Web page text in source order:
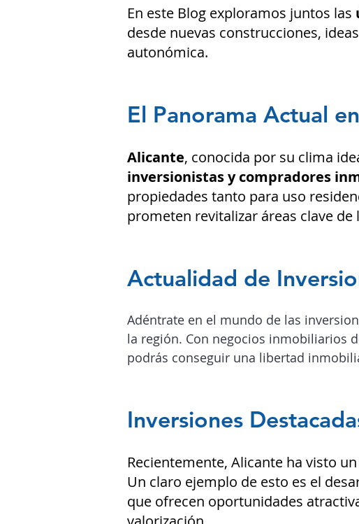
En este Blog exploramos juntos las
desde nuevas construcciones,
autonómica.
El Panorama Actual
Alicante, conocida por su clima i
inversionistas y compradores
propiedades tanto para uso
prometen revitalizar áreas clave de
Actualidad de
Adéntrate en el mundo de las
la región. Con negocios inmobiliarios
podrás conseguir una libertad
Inversiones
Recientemente, Alicante ha visto un
Un claro ejemplo de esto es el
que ofrecen oportunidades